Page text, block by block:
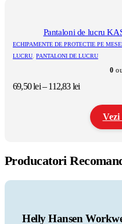
variații.
Opțiunile
pot
alese
în
Pantaloni de lucru
ECHIPAMENTE DE PROTECTIE PE
LUCRU, PANTALONI DE LUCRU
0
69,50lei– 112,83leiInterval
prețuri:
69,50 lei
până
Vezi
are
multe
Producatori
Helly Hansen